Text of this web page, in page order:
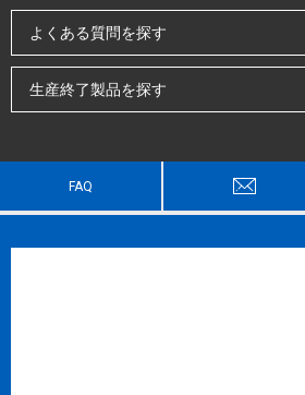
よくある質問を探す
生産終了製品を探す
FAQ